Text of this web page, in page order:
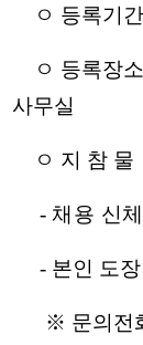
ㅇ 등록기간
ㅇ 등록장소
사무실
ㅇ 지 참 물
- 채용 신
- 본인 도장
※ 문의전화